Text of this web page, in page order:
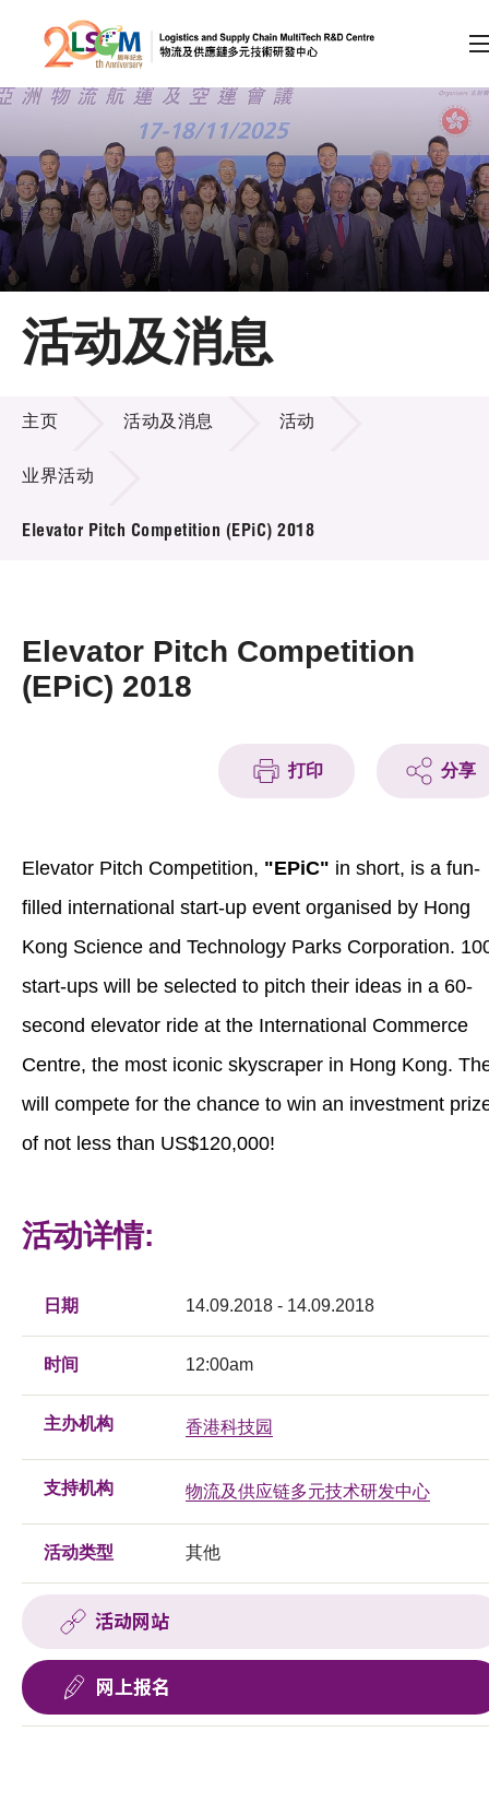
跳到内容（按回车键）
会员登录
A A EN 繁 简
主页
关于LSCM
技术商品化
项目及资助计划
新闻中心
活动及消息
活动及消息
主页 活动及消息 活动
业界活动
Elevator Pitch Competition (EPiC) 2018
Elevator Pitch Competition
(EPiC) 2018
打印 分享
Elevator Pitch Competition, "EPiC" in short, is a fun-
filled international start-up event organised by Hong
Kong Science and Technology Parks Corporation.
start-ups will be selected to pitch their ideas in a 60-
second elevator ride at the International Commerce
Centre, the most iconic skyscraper in Hong Kong.
will compete for the chance to win an investment
of not less than US$120,000!
活动详情:
日期 14.09.2018 - 14.09.2018
时间 12:00am
主办机构 香港科技园
支持机构 物流及供应链多元技术研发中心
活动类型 其他
活动网站
网上报名